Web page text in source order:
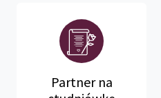
Partner na